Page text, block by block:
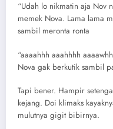
“Udah lo nikmatin aja Nov
memek Nova. Lama lama
sambil meronta ronta
“aaaahhh aaahhhh
Nova gak berkutik sambil
Tapi bener. Hampir
kejang. Doi klimaks
mulutnya gigit bibirnya.